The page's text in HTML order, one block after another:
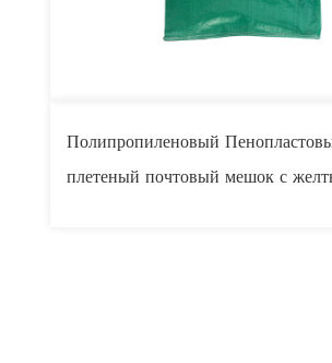
Полипропиленовый
плетеный почтовый мешок с